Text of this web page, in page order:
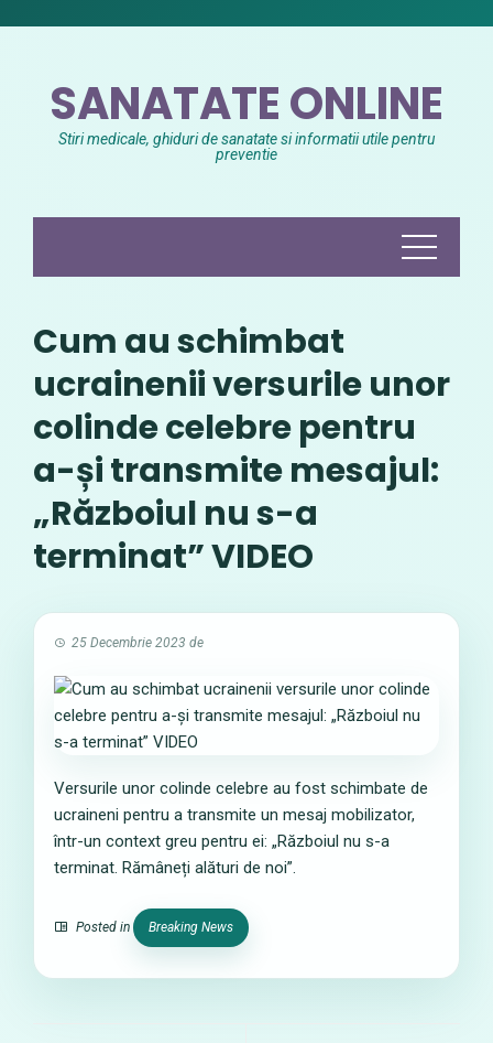
SANATATE ONLINE
Stiri medicale, ghiduri de sanatate si informatii utile pentru
preventie
Cum au schimbat
ucrainenii versurile unor
colinde celebre pentru
a-și transmite mesajul:
„Războiul nu s-a
terminat” VIDEO
25 Decembrie 2023 de
Versurile unor colinde celebre au fost schimbate de
ucraineni pentru a transmite un mesaj mobilizator,
într-un context greu pentru ei: „Războiul nu s-a
terminat. Rămâneți alături de noi”.
Posted in Breaking News